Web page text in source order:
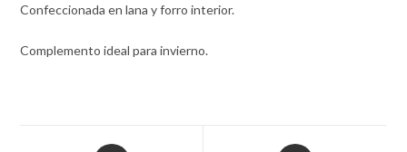
Confeccionada en lana y forro interior.
Complemento ideal para invierno.